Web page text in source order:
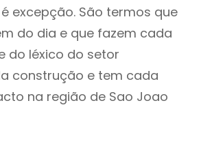
excepção. São termos que
do dia e que fazem cada
do léxico do setor
construção e tem cada
na região de Sao Joao